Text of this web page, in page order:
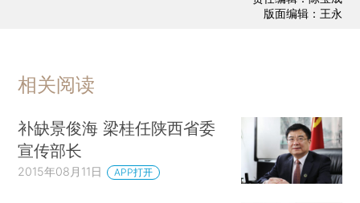
版面编辑：王永
相关阅读
补缺景俊海 梁桂任陕西省委
宣传部长
2015年08月11日 APP打开